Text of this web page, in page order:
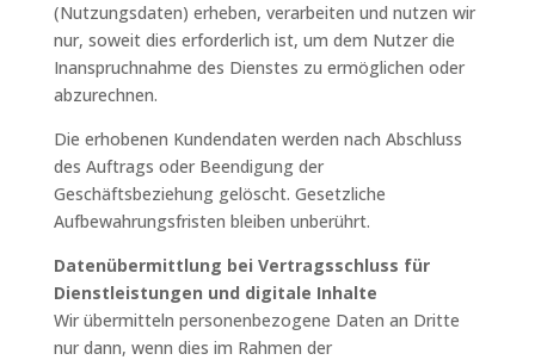
(Nutzungsdaten) erheben, verarbeiten und nutzen wir
nur, soweit dies erforderlich ist, um dem Nutzer die
Inanspruchnahme des Dienstes zu ermöglichen oder
abzurechnen.
Die erhobenen Kundendaten werden nach Abschluss
des Auftrags oder Beendigung der
Geschäftsbeziehung gelöscht. Gesetzliche
Aufbewahrungsfristen bleiben unberührt.
Daten­übermittlung bei Vertragsschluss für
Dienstleistungen und digitale Inhalte
Wir übermitteln personenbezogene Daten an Dritte
nur dann, wenn dies im Rahmen der